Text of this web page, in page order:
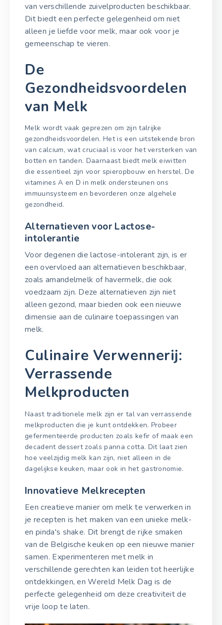
van verschillende zuivelproducten beschikbaar.
Dit biedt een perfecte gelegenheid om niet
alleen je liefde voor melk, maar ook voor je
gemeenschap te vieren.
De
Gezondheidsvoordelen
van Melk
Melk wordt vaak geprezen om zijn talrijke
gezondheidsvoordelen. Het is een uitstekende bron
van calcium, wat cruciaal is voor het versterken van
botten en tanden. Daarnaast biedt melk eiwitten
die essentieel zijn voor spieropbouw en herstel. De
vitamines A en D in melk ondersteunen ons
immuunsysteem en bevorderen onze algehele
gezondheid.
Alternatieven voor Lactose-
intolerantie
Voor degenen die lactose-intolerant zijn, is er
een overvloed aan alternatieven beschikbaar,
zoals amandelmelk of havermelk, die ook
voedzaam zijn. Deze alternatieven zijn niet
alleen gezond, maar bieden ook een nieuwe
dimensie aan de culinaire toepassingen van
melk.
Culinaire Verwennerij:
Verrassende
Melkproducten
Naast traditionele melk zijn er tal van verrassende
melkproducten die je kunt ontdekken. Probeer
gefermenteerde producten zoals kefir of maak een
decadent dessert zoals panna cotta. Dit laat zien
hoe veelzijdig melk kan zijn, niet alleen in de
dagelijkse keuken, maar ook in het gastronomie.
Innovatieve Melkrecepten
Een creatieve manier om melk te verwerken in
je recepten is het maken van een unieke melk-
en pinda's shake. Dit brengt de rijke smaken
van de Belgische keuken op een nieuwe manier
samen. Experimenteren met melk in
verschillende gerechten kan leiden tot heerlijke
ontdekkingen, en Wereld Melk Dag is de
perfecte gelegenheid om deze creativiteit de
vrije loop te laten.